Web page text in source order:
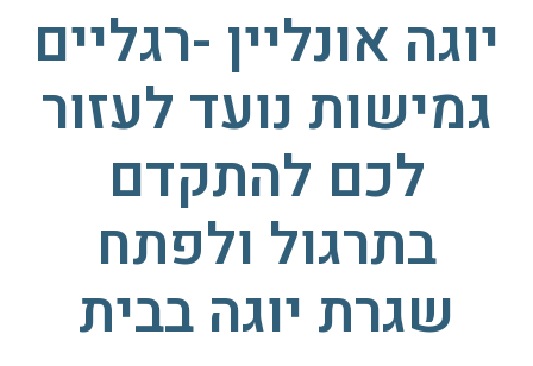
יוגה אונליין -רגליים
גמישות נועד לעזור
לכם להתקדם
בתרגול ולפתח
שגרת יוגה בבית